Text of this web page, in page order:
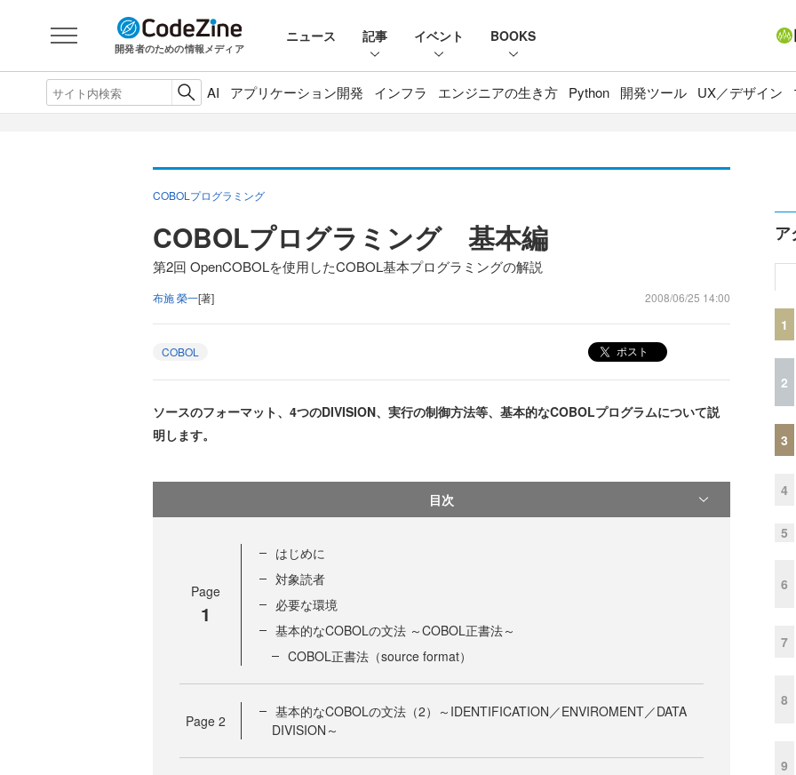
開発者のための情報メディア
ニュース 記事 イベント BOOKS
AI アプリケーション開発 インフラ エンジニアの生き方 Python 開発ツール UX／デザイン
COBOLプログラミング
COBOLプログラミング 基本編
第2回 OpenCOBOLを使用したCOBOL基本プログラミングの解説
布施 榮一[著] 2008/06/25 14:00
COBOL ポスト
ソースのフォーマット、4つのDIVISION、実行の制御方法等、基本的なCOBOLプログラムについて説
明します。
目次
Page
1
はじめに
対象読者
必要な環境
基本的なCOBOLの文法 ～COBOL正書法～
COBOL正書法（source format）
Page 2
基本的なCOBOLの文法（2）～IDENTIFICATION／ENVIROMENT／DATA
DIVISION～
ア
1
2
3
4
5
6
7
8
9